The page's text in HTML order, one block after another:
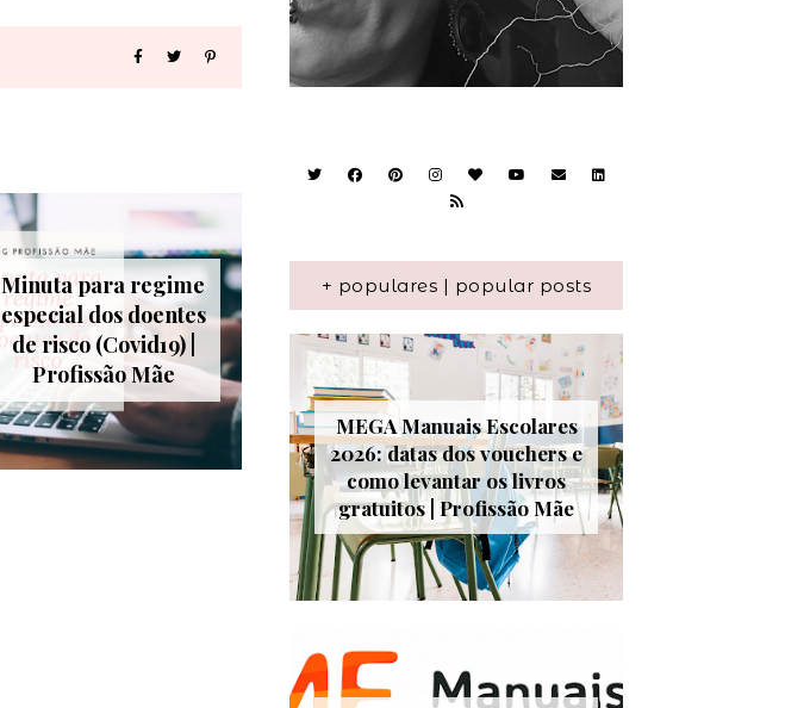
Minuta para regime
especial dos doentes
de risco (Covid19) |
Profissão Mãe
+ populares | popular posts
MEGA Manuais Escolares
2026: datas dos vouchers e
como levantar os livros
gratuitos | Profissão Mãe